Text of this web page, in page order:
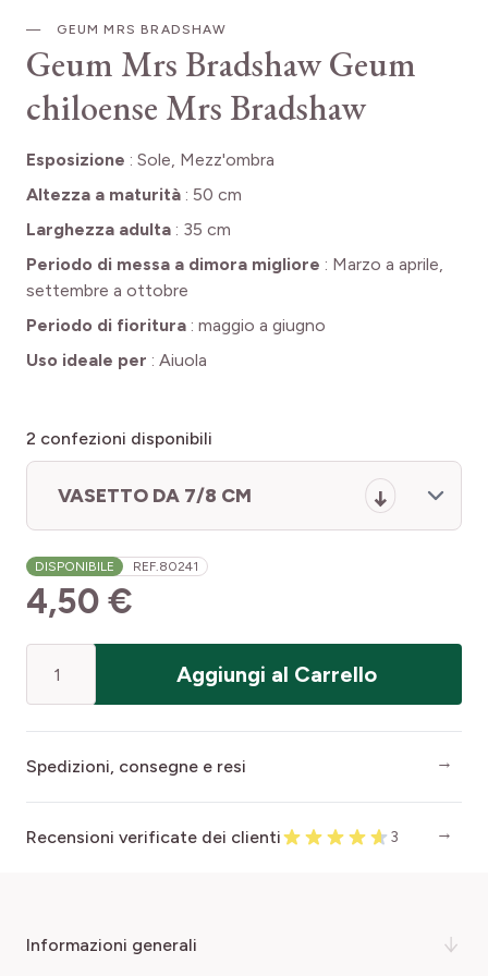
GEUM MRS BRADSHAW
Geum Mrs BradshawGeum
chiloense Mrs Bradshaw
Esposizione : Sole, Mezz'ombra
Altezza a maturità : 50 cm
Larghezza adulta : 35 cm
Periodo di messa a dimora migliore : Marzo a aprile,
settembre a ottobre
Periodo di fioritura : maggio a giugno
Uso ideale per : Aiuola
2 confezioni disponibili
VASETTO DA 7/8 CM
DISPONIBILE REF.80241
4,50 €
Aggiungi al Carrello
Spedizioni, consegne e resi
Recensioni verificate dei clienti 3
informazioni generali